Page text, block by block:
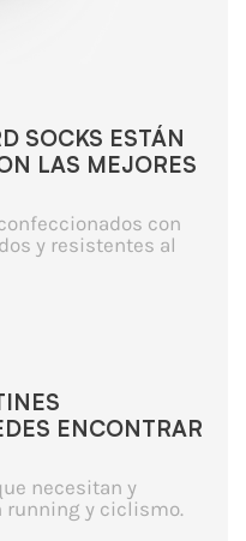
SOCKS ESTÁN
LAS MEJORES
con
y resistentes al
ENCONTRAR
necesitan y
running y ciclismo.